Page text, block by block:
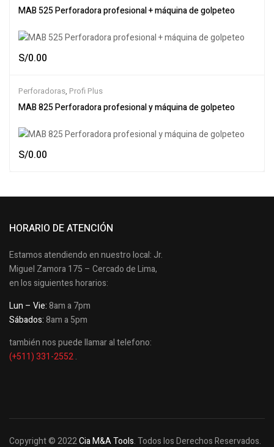
MAB 525 Perforadora profesional + máquina de golpeteo
S/0.00
Perforadoras, Profi Plus
MAB 825 Perforadora profesional y máquina de golpeteo
S/0.00
HORARIO DE ATENCIÓN
Estamos atendiendo en nuestro local: Jr.
Miguel Zamora 175 – Cercado de Lima,
en los siguientes horarios:
Lun – Vie:8am a 7pm
Sábados:8am a 5pm
también nos puede llamar al telefono:
(+511) 331-2552.
Copyright © 2022Cia M&A Tools. Todos los Derechos Reservados.